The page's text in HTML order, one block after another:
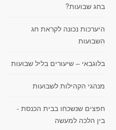
בחג שבועות?
היערכות נכונה לקראת חג
השבועות
בלוגבאי – שיעורים בליל שבועות
מנהגי הקהילות לשבועות
חפצים שנשכחו בבית הכנסת -
בין הלכה למעשה